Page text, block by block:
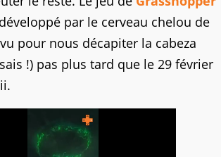
par le cerveau chelou de
pour nous décapiter la cabeza
!) pas plus tard que le 29 février